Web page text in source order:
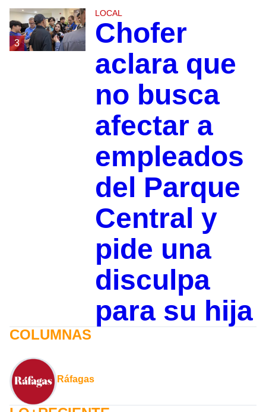
3
LOCAL
Chofer
aclara que
no busca
afectar a
empleados
del Parque
Central y
pide una
disculpa
para su hija
COLUMNAS
Ráfagas